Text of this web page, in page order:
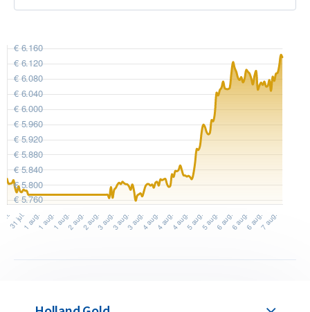
Dit betekent dat de baar is geproduceerd door het gieten van
Het verschil tussen de casted en minted baren is alleen de
productiemethode. Voor de waarde maakt dit geen verschil,
zowel bij aankoop als verkoop.
Terugkoopgarantie
Wilt u uwgoudbaren verkopenop de lange termijn? Holland
Gold biedt een terugkoopgarantie voor alle goudbaren die u
bij ons koopt. Heeft u de goudbaren niet bij ons gekocht? Ook
deze goudbaren kopen wij in.